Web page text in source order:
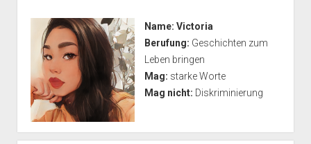
Name: Victoria
Berufung: Geschichten zum
Leben bringen
Mag: starke Worte
Mag nicht: Diskriminierung